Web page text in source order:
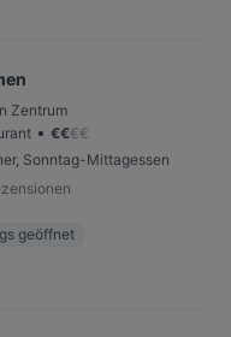
Zentrum
• €€€€
Sonntag-Mittagessen
geöffnet